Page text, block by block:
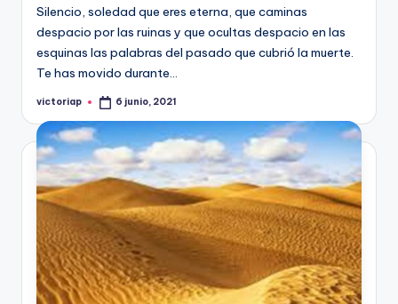
Silencio, soledad que eres eterna, que caminas
despacio por las ruinas y que ocultas despacio en las
esquinas las palabras del pasado que cubrió la muerte.
Te has movido durante…
Publicado
victoriap 6 junio, 2021